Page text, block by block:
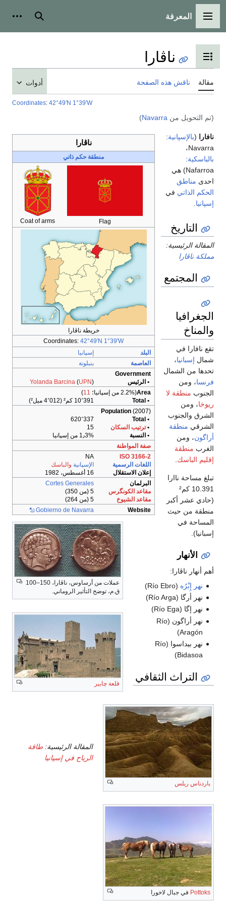
القائمة الرئيسية
المعرفة بحث
تبديل عرض جدول المحتويات
ناڤارا
مقالة ناقش هذه الصفحة أدوات
Coordinates: 42°49′N 1°39′W
(تم التحويل من Navarra
)
ناڤارا
منطقة حكم ذاتي
Flag
Coat of arms
خريطة ناڤارا
Coordinates: 42°49′N 1°39′W
البلد
إسپانيا
العاصمة
بنبلونة
Government
• الرئيس
Yolanda Barcina(UPN)
Area(2.2% من إسپانيا؛ 11
)
• Total
10٬391 كم² (4٬012 ميل²)
Population (2007)
• Total
620٬337
•ترتيب السكان
15
• النسبة
1٫3% من إسپانيا
صفة المواطنة
ISO 3166-2
NA
اللغات الرسمية
الإسپانية والباسك
إعلان الاستقلال
16 أغسطس، 1982
البرلمان
Cortes Generales
مقاعد الكونگرس
5 (من 350)
مقاعد الشيوخ
5 (من 264)
Website
Gobierno de Navarra
نافارا (بالإسپانية:
Navarra،
بالباسكية:
Nafarroa) هي
احدى مناطق
الحكم الذاتي في
إسپانيا
التاريخ
المقالة الرئيسية:
مملكة ناڤارا
عملات من أرساوس، ناڤارا، 150–100
ق.م، توضح التأثير الروماني.
قلعة چابير
المجتمع
الجغرافيا
والمناخ
باردناس ريلس
Pottoks في جبال لاخورا
تقع نافارا في
شمال إسبانيا،
تحدها من الشمال
فرنسا، ومن
الجنوب منطقة لا
ريوخا، ومن
الشرق والجنوب
الشرقي منطقة
أراگون، ومن
الغرب منطقة
إقليم الباسك
تبلغ مساحة ناارا
10.391 كم²
(حادي عشر أكبر
منطقة من حيث
المساحة في
إسبانيا).
الأنهار
أهم أنهار ناڤارا:
نهر إِبْرُه (Río Ebro)
نهر أرگا (Río Arga)
نهر إگا (Río Ega)
نهر أراگون (Río
Aragón)
نهر بيداسوا (Río
Bidasoa)
التراث الثقافي
سياسة
الطاقة
المقالة الرئيسية: طاقة
الرياح في إسپانيا
اللغات
شعارات
النبالة